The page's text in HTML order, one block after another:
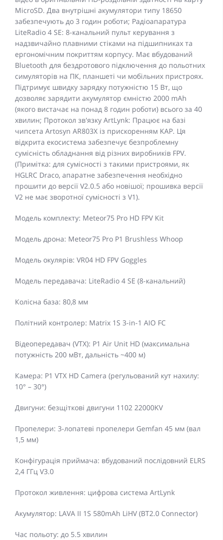
MicroSD. Два внутрішні акумулятори типу 18650
забезпечують до 3 годин роботи; Радіоапаратура
LiteRadio 4 SE: 8-канальний пульт керування з
надзвичайно плавними стіками на підшипниках та
ергономічним покриттям корпусу. Має вбудований
Bluetooth для бездротового підключення до польотних
симуляторів на ПК, планшеті чи мобільних пристроях.
Підтримує швидку зарядку потужністю 15 Вт, що
дозволяє зарядити акумулятор ємністю 2000 mAh
(якого вистачає на понад 8 годин роботи) всього за 40
хвилин; Протокол зв'язку ArtLynk: Працює на базі
чипсета Artosyn AR803X із прискоренням KAP. Ця
відкрита екосистема забезпечує безпроблемну
сумісність обладнання від різних виробників FPV.
(Примітка: для сумісності з такими пристроями, як
HGLRC Draco, апаратне забезпечення необхідно
прошити до версії V2.0.5 або новішої; прошивка версії
V2 не має зворотної сумісності з V1).
Модель комплекту: Meteor75 Pro HD FPV Kit
Модель дрона: Meteor75 Pro P1 Brushless Whoop
Модель окулярів: VR04 HD FPV Goggles
Модель передавача: LiteRadio 4 SE (8-канальний)
Колісна база: 80,8 мм
Політний контролер: Matrix 1S 3-in-1 AIO FC
Відеопередавач (VTX): P1 Air Unit HD (максимальна
потужність 200 мВт, дальність ~400 м)
Камера: P1 VTX HD Camera (регульований кут нахилу:
10° – 30°)
Двигуни: безщіткові двигуни 1102 22000KV
Пропелери: 3-лопатеві пропелери Gemfan 45 мм (вал
1,5 мм)
Конфігурація приймача: вбудований послідовний ELRS
2,4 ГГц V3.0
Протокол живлення: цифрова система ArtLynk
Акумулятор: LAVA II 1S 580mAh LiHV (BT2.0 Connector)
Час польоту: дo 5.5 хвилин